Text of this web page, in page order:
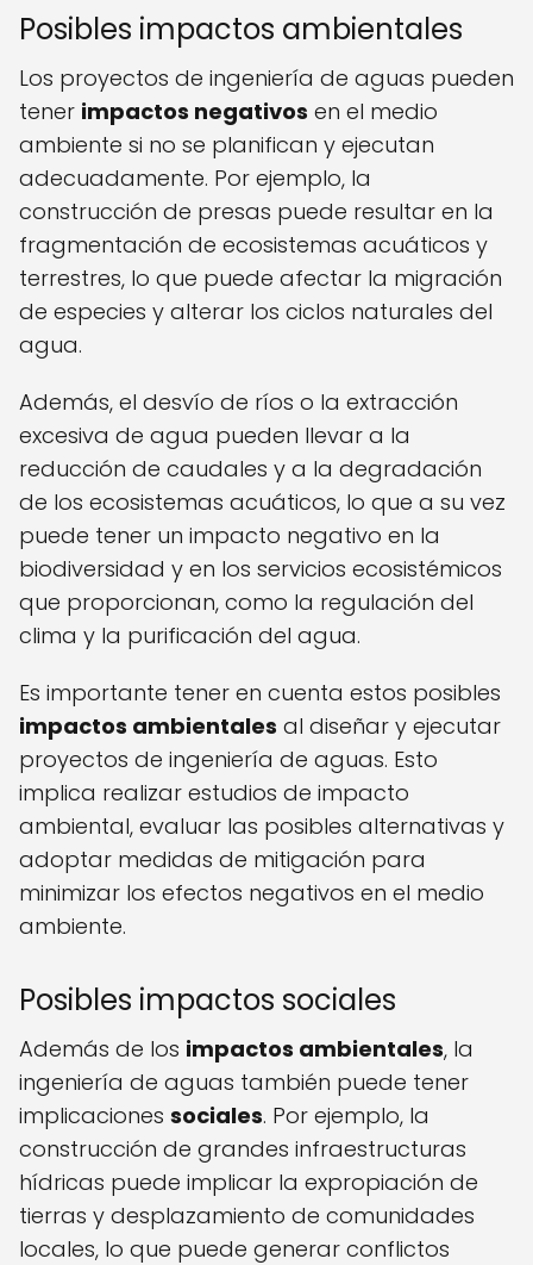
Posibles impactos ambientales
Los proyectos de ingeniería de aguas pueden
tener impactos negativos en el medio
ambiente si no se planifican y ejecutan
adecuadamente. Por ejemplo, la
construcción de presas puede resultar en la
fragmentación de ecosistemas acuáticos y
terrestres, lo que puede afectar la migración
de especies y alterar los ciclos naturales del
agua.
Además, el desvío de ríos o la extracción
excesiva de agua pueden llevar a la
reducción de caudales y a la degradación
de los ecosistemas acuáticos, lo que a su vez
puede tener un impacto negativo en la
biodiversidad y en los servicios ecosistémicos
que proporcionan, como la regulación del
clima y la purificación del agua.
Es importante tener en cuenta estos posibles
impactos ambientales al diseñar y ejecutar
proyectos de ingeniería de aguas. Esto
implica realizar estudios de impacto
ambiental, evaluar las posibles alternativas y
adoptar medidas de mitigación para
minimizar los efectos negativos en el medio
ambiente.
Posibles impactos sociales
Además de los impactos ambientales, la
ingeniería de aguas también puede tener
implicaciones sociales. Por ejemplo, la
construcción de grandes infraestructuras
hídricas puede implicar la expropiación de
tierras y desplazamiento de comunidades
locales, lo que puede generar conflictos